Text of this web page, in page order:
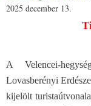
2025 december 13.
A Velencei-
Lovasberényi
kijelölt